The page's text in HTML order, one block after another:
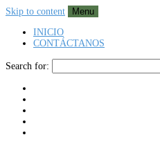
Skip to content
Menu
INICIO
CONTÁCTANOS
Search for: